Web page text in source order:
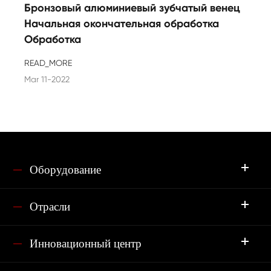
Бронзовый алюминиевый зубчатый венец
Начальная окончательная обработка
Обработка
READ_MORE
Mar 11-2022
Оборудование
Отрасли
Инновационный центр